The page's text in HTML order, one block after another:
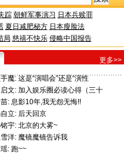
踪 朝鲜军事演习 日本兵赎罪
夏日减肥秘方 日本瘦脸法
局 慈禧不快乐 侵略中国报告
更多>>
魔: 这是“演唱会”还是“演性
启文: 加入娱乐圈必读心得（三十
: 息影10年,我无怨无悔!!
立: 后天回京
宇: 北京的大雾~
洋: 魔镜魔镜告诉我
: 跑~~